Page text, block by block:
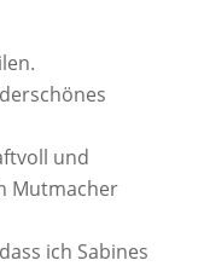
und
Mutmacher
ich Sabines